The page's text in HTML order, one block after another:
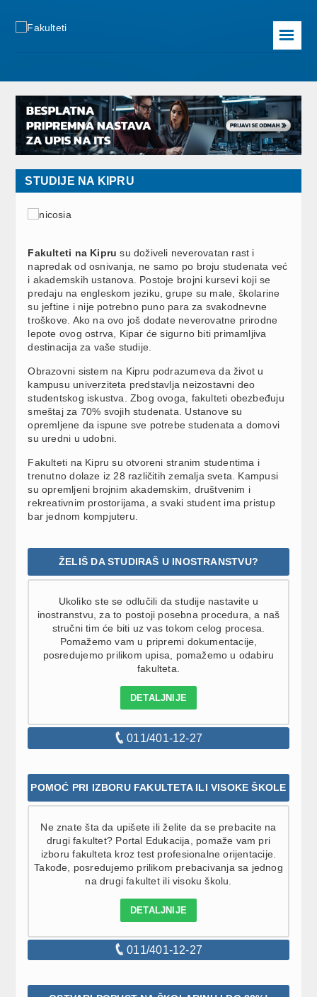
☰
STUDIJE NA KIPRU
Fakulteti na Kipru su doživeli neverovatan rast i
napredak od osnivanja, ne samo po broju studenata već
i akademskih ustanova. Postoje brojni kursevi koji se
predaju na engleskom jeziku, grupe su male, školarine
su jeftine i nije potrebno puno para za svakodnevne
troškove. Ako na ovo još dodate neverovatne prirodne
lepote ovog ostrva, Kipar će sigurno biti primamljiva
destinacija za vaše studije.
Obrazovni sistem na Kipru podrazumeva da život u
kampusu univerziteta predstavlja neizostavni deo
studentskog iskustva. Zbog ovoga, fakulteti obezbeđuju
smeštaj za 70% svojih studenata. Ustanove su
opremljene da ispune sve potrebe studenata a domovi
su uredni u udobni.
Fakulteti na Kipru su otvoreni stranim studentima i
trenutno dolaze iz 28 različitih zemalja sveta. Kampusi
su opremljeni brojnim akademskim, društvenim i
rekreativnim prostorijama, a svaki student ima pristup
bar jednom kompjuteru.
ŽELIŠ DA STUDIRAŠ U INOSTRANSTVU?
Ukoliko ste se odlučili da studije nastavite u
inostranstvu, za to postoji posebna procedura, a naš
stručni tim će biti uz vas tokom celog procesa.
Pomažemo vam u pripremi dokumentacije,
posredujemo prilikom upisa, pomažemo u odabiru
fakulteta.
DETALJNIJE
011/401-12-27
POMOĆ PRI IZBORU FAKULTETA ILI VISOKE ŠKOLE
Ne znate šta da upišete ili želite da se prebacite na
drugi fakultet? Portal Edukacija, pomaže vam pri
izboru fakulteta kroz test profesionalne orijentacije.
Takođe, posredujemo prilikom prebacivanja sa jednog
na drugi fakultet ili visoku školu.
DETALJNIJE
011/401-12-27